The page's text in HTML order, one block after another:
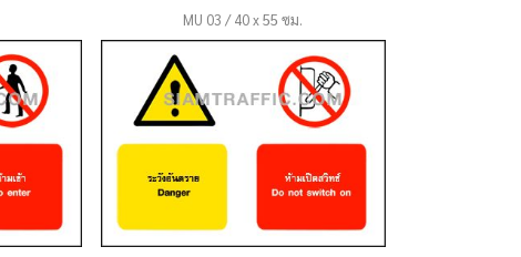
MU 03 / 40 x 55 ซม.